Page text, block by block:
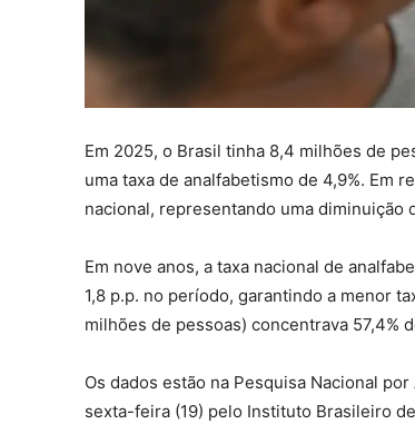
Em 2025, o Brasil tinha 8,4 milhões de
uma taxa de analfabetismo de 4,9%. Em
nacional, representando uma diminuição
Em nove anos, a taxa nacional de
1,8 p.p. no período, garantindo a menor
milhões de pessoas) concentrava 57,4%
Os dados estão na Pesquisa Nacional
sexta-feira (19) pelo Instituto Brasileiro